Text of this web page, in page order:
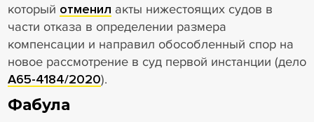
который отменил акты нижестоящих судов в
части отказа в определении размера
компенсации и направил обособленный спор на
новое рассмотрение в суд первой инстанции (дело
А65-4184/2020).
Фабула